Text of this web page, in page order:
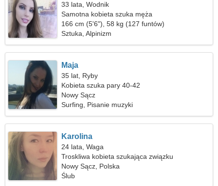
33 lata, Wodnik
Samotna kobieta szuka męża
166 cm (5'6"), 58 kg (127 funtów)
Sztuka, Alpinizm
Maja
35 lat, Ryby
Kobieta szuka pary 40-42
Nowy Sącz
Surfing, Pisanie muzyki
Karolina
24 lata, Waga
Troskliwa kobieta szukająca związku
Nowy Sącz, Polska
Ślub